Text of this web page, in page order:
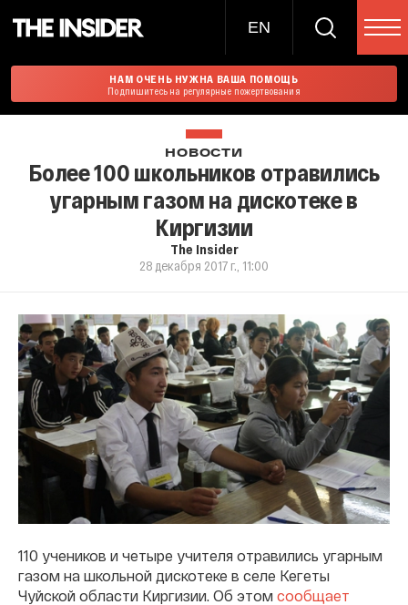
EN
НАМ ОЧЕНЬ НУЖНА ВАША ПОМОЩЬ
Подпишитесь на регулярные пожертвования
НОВОСТИ
Более 100 школьников отравились
угарным газом на дискотеке в
Киргизии
The Insider
28 декабря 2017 г., 11:00
110 учеников и четыре учителя отравились угарным
газом на школьной дискотеке в селе Кегеты
Чуйской области Киргизии. Об этом сообщает